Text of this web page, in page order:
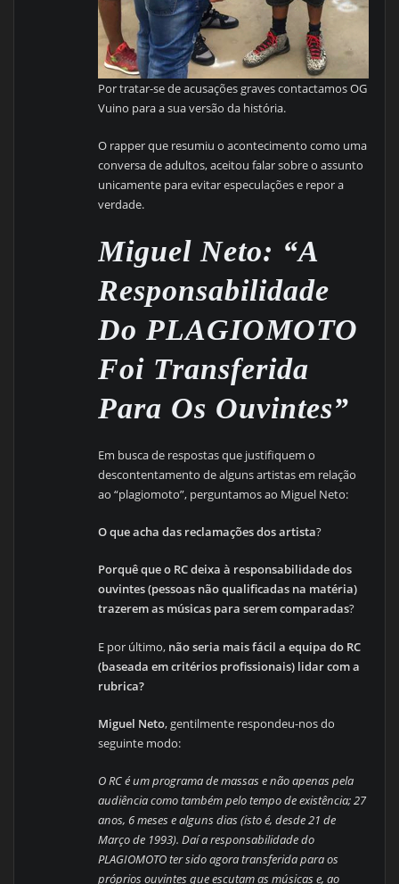
Por tratar-se de acusações graves contactamos OG
Vuino para a sua versão da história.
O rapper que resumiu o acontecimento como uma
conversa de adultos, aceitou falar sobre o assunto
unicamente para evitar especulações e repor a
verdade.
Miguel Neto: “A
Responsabilidade
Do PLAGIOMOTO
Foi Transferida
Para Os Ouvintes”
Em busca de respostas que justifiquem o
descontentamento de alguns artistas em relação
ao “plagiomoto”, perguntamos ao Miguel Neto:
O que acha das reclamações dos artista?
Porquê que o RC deixa à responsabilidade dos
ouvintes (pessoas não qualificadas na matéria)
trazerem as músicas para serem comparadas?
E por último, não seria mais fácil a equipa do RC
(baseada em critérios profissionais) lidar com a
rubrica?
Miguel Neto, gentilmente respondeu-nos do
seguinte modo:
O RC é um programa de massas e não apenas pela
audiência como também pelo tempo de existência; 27
anos, 6 meses e alguns dias (isto é, desde 21 de
Março de 1993). Daí a responsabilidade do
PLAGIOMOTO ter sido agora transferida para os
próprios ouvintes que escutam as músicas e, ao